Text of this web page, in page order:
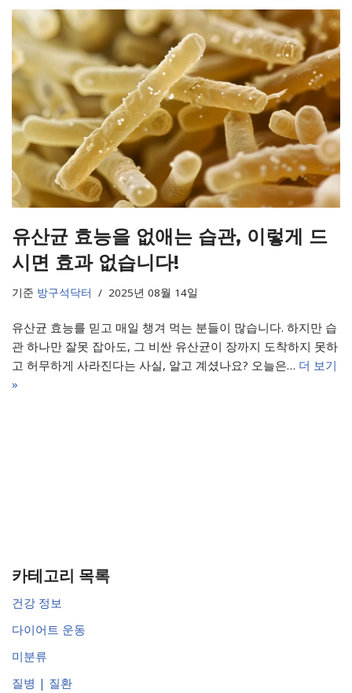
유산균 효능을 없애는 습관, 이렇게 드
시면 효과 없습니다!
기준 방구석닥터 2025년 08월 14일
유산균 효능를 믿고 매일 챙겨 먹는 분들이 많습니다. 하지만 습
관 하나만 잘못 잡아도, 그 비싼 유산균이 장까지 도착하지 못하
고 허무하게 사라진다는 사실, 알고 계셨나요? 오늘은… 더 보기
»
카테고리 목록
건강 정보
다이어트 운동
미분류
질병 | 질환